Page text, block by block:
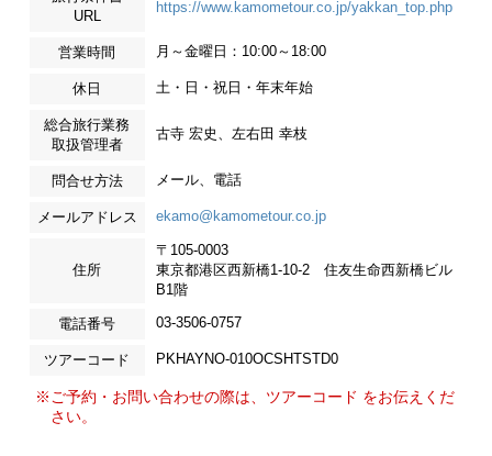
URL
https://www.kamometour.co.jp/yakkan_top.php
営業時間 月～金曜日：10:00～18:00
休日 土・日・祝日・年末年始
総合旅行業務
取扱管理者
古寺 宏史、左右田 幸枝
問合せ方法 メール、電話
メールアドレス ekamo@kamometour.co.jp
住所
〒105-0003
東京都港区西新橋1-10-2 住友生命西新橋ビル
B1階
電話番号 03-3506-0757
ツアーコード PKHAYNO-010OCSHTSTD0
※ご予約・お問い合わせの際は、ツアーコード をお伝えくだ
さい。